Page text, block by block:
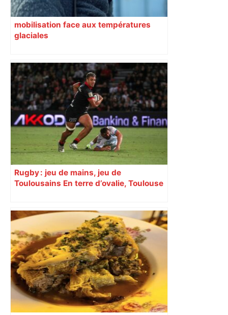
mobilisation face aux températures
glaciales
Rugby : jeu de mains, jeu de
Toulousains En terre d’ovalie, Toulouse
revendiquant surtout son art du jeu en
mouvement, vif et spectaculaire.
Décryptage. Série (4 / 10)